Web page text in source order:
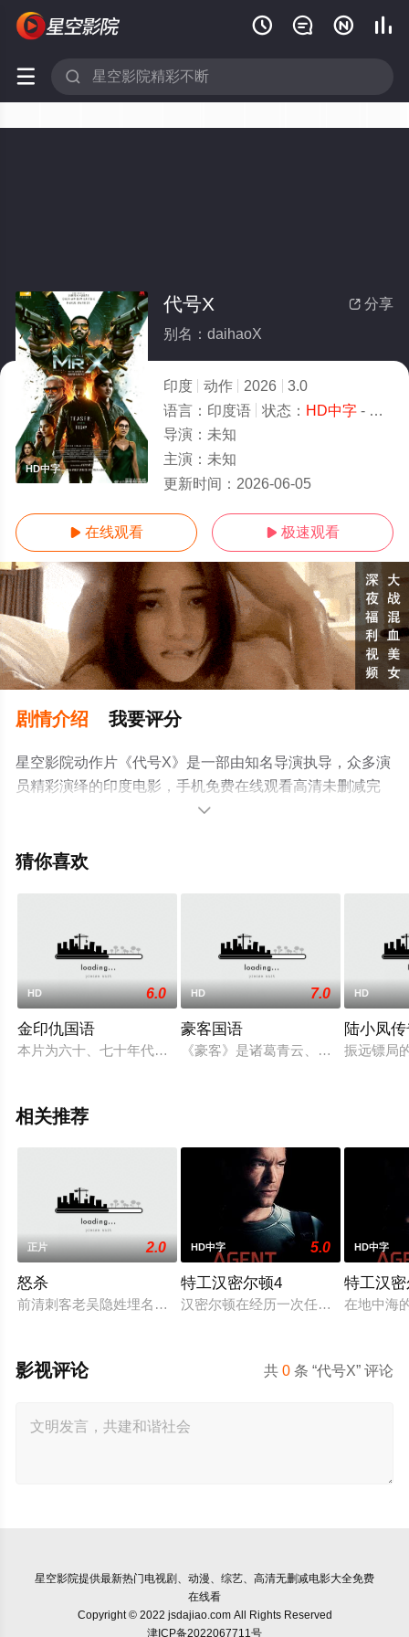
   
 
HD中字
 分享
代号X
别名：daihaoX
印度 动作 2026
3.0
语言： 印度语 状态： HD中字- 高清免费在线观看
导演： 未知
主演： 未知
更新时间： 2026-06-05
 在线观看  极速观看
剧情介绍 我要评分
星空影院动作片《代号X》是一部由知名导演执导，众多演
员精彩演绎的印度电影，手机免费在线观看高清未删减完
整版电影大全就上星空电影网，更多相关信息可移步至豆

猜你喜欢
HD 6.0
金印仇国语
本片为六十、七十年代红星田丰自导自演，兼为主题曲作词，
HD 7.0
豪客国语
《豪客》是诸葛青云、杨静尘执导
HD
陆小凤
振远镖局
相关推荐
正片 2.0
怒杀
前清刺客老吴隐姓埋名于药铺，却为守护单亲母女小茜和依依
HD中字 5.0
特工汉密尔顿4
汉密尔顿在经历一次任务的严重后
HD中字
特工汉
在地中海
共0 条 “代号X” 评论
影视评论
星空影院提供最新热门电视剧、动漫、综艺、高清无删减电影大全免费
在线看
Copyright © 2022 jsdajiao.com All Rights Reserved
津ICP备2022067711号